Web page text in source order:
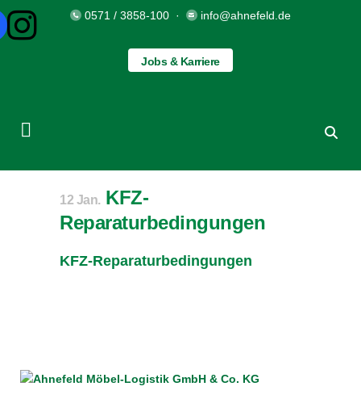
0571 / 3858-100 · info@ahnefeld.de
Jobs & Karriere
12 Jan. KFZ-
Reparaturbedingungen
KFZ-Reparaturbedingungen